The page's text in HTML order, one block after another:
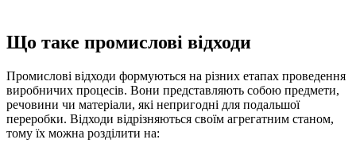
Що таке промислові відходи
Промислові відходи формуються на різних етапах проведення
виробничих процесів. Вони представляють собою предмети,
речовини чи матеріали, які непригодні для подальшої
переробки. Відходи відрізняються своїм агрегатним станом,
тому їх можна розділити на: